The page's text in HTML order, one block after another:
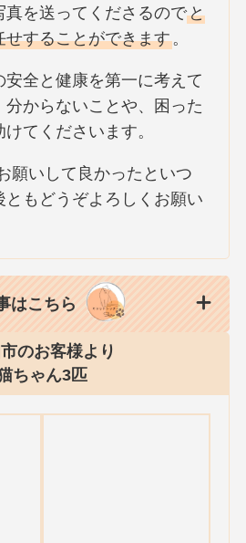
真を送ってくださるのでと
せすることができます。
安全と健康を第一に考えて
分からないことや、困った
けてくださいます。
願いして良かったといつ
ともどうぞよろしくお願い
はこちら
のお客様より
ちゃん3匹